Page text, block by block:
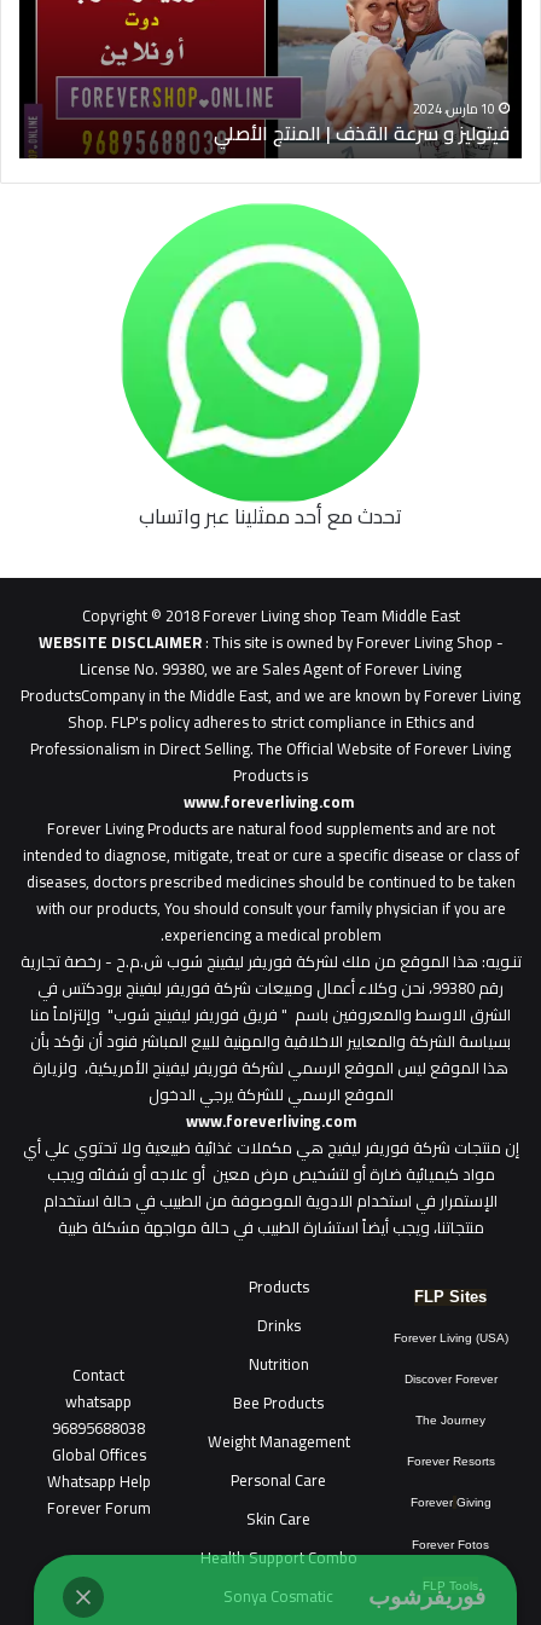
المنتج
الأصلي
10 مارس، 2024
فيتوليز و سرعة القذف | المنتج الأصلي
تحدث مع أحد ممثلينا عبر واتساب
Copyright © 2018 Forever Living shop Team Middle East
WEBSITE DISCLAIMER: This site is owned by Forever Living Shop -
License No. 99380, we are Sales Agent of Forever Living
ProductsCompany in the Middle East, and we are known by Forever Living
Shop. FLP's policy adheres to strict compliance in Ethics and
Professionalism in Direct Selling. The Official Website of Forever Living
Products is
www.foreverliving.com
Forever Living Products are natural food supplements and are not
intended to diagnose, mitigate, treat or cure a specific disease or class of
diseases, doctors prescribed medicines should be continued to be taken
with our products, You should consult your family physician if you are
experiencing a medical problem.
تنـويه: هذا الموقع من ملك لشركة فوريفر ليفينج شوب ش.م.ح - رخصة تجارية
رقم 99380، نحن وكلاء أعمال ومبيعات شركة فوريفر لبفينج برودكتس في
الشرق الاوسط والمعروفين باسم " فريق فوريفر ليفينج شوب" وإلتزاماً منا
بسياسة الشركة والمعايير الاخلاقية والمهنية للبيع المباشر فنود أن نؤكد بأن
هذا الموقع ليس الموقع الرسمي لشركة فوريفر ليفينج الأمريكية، ولزيارة
الموقع الرسمي للشركة يرجي الدخول
www.foreverliving.com
​إن منتجات شركة فوريفر ليفيج هي مكملات غذائية طبيعية ولا تحتوي علي أي
مواد كيميائية ضارة أو لتشخيص مرض معين أو علاجه أو شفائه ويجب
الإستمرار في استخدام الادوية الموصوفة من الطبيب في حالة استخدام
منتجاتنا، ويجب أيضاً استشارة الطبيب في حالة مواجهة مشكلة طبية
FLP Sites
Forever Living (USA)
Discover Forever
The Journey
Forever Resorts
Forever Giving
Forever Fotos
FLP Tools
Products
Drinks
Nutrition
Bee Products
Weight Management
Personal Care
Skin Care
Health Support Combo
Sonya Cosmatic
Contact
whatsapp
96895688038
Global Offices
Whatsapp Help
Forever Forum
فوريفرشوب